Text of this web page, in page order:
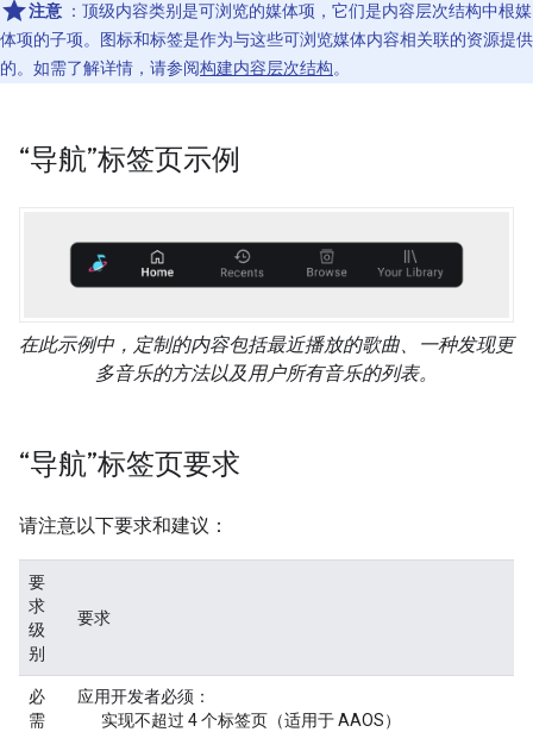
注意 ：顶级内容类别是可浏览的媒体项，它们是内容层次结构中根媒
体项的子项。图标和标签是作为与这些可浏览媒体内容相关联的资源提供
的。如需了解详情，请参阅构建内容层次结构。
“导航”标签页示例
在此示例中，定制的内容包括最近播放的歌曲、一种发现更
多音乐的方法以及用户所有音乐的列表。
“导航”标签页要求
请注意以下要求和建议：
要
求
级
别
要求
必
需
应用开发者必须：
实现不超过 4 个标签页（适用于 AAOS）